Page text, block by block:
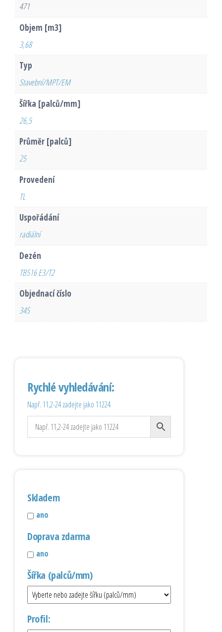
471
Objem [m3]
3,68
Typ
Stavební/MPT/EM
Šířka [palců/mm]
26,5
Průměr [palců]
25
Provedení
TL
Uspořádání
radiální
Dezén
TB516 E3/T2
Objednací číslo
345
Rychlé vyhledávání:
Např. 11,2-24 zadejte jako 11224
Skladem
ano
Doprava zdarma
ano
Šířka (palců/mm)
Profil: